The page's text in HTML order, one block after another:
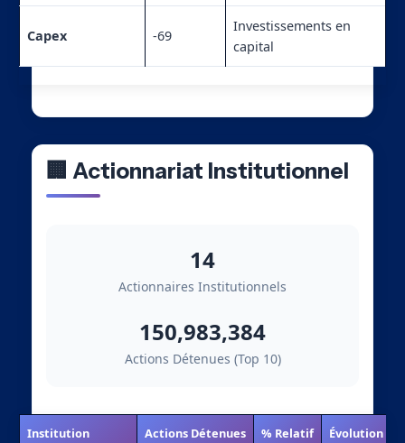
Capex -69
Investissements en
capital
🏢 Actionnariat Institutionnel
14
Actionnaires Institutionnels
150,983,384
Actions Détenues (Top 10)
Institution Actions Détenues % Relatif Évolution